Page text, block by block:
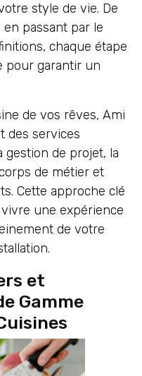
style de vie. De
en passant par le
chaque étape
pour garantir un
de vos rêves, Ami
des services
gestion de projet, la
de métier et
Cette approche clé
une expérience
de votre
et
Gamme